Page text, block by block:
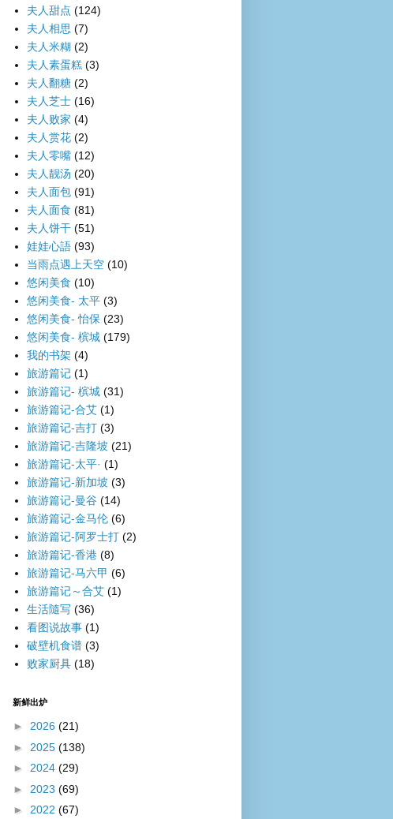
夫人甜点 (124)
夫人相思 (7)
夫人米糊 (2)
夫人素蛋糕 (3)
夫人翻糖 (2)
夫人芝士 (16)
夫人败家 (4)
夫人赏花 (2)
夫人零嘴 (12)
夫人靓汤 (20)
夫人面包 (91)
夫人面食 (81)
夫人饼干 (51)
娃娃心語 (93)
当雨点遇上天空 (10)
悠闲美食 (10)
悠闲美食- 太平 (3)
悠闲美食- 怡保 (23)
悠闲美食- 槟城 (179)
我的书架 (4)
旅游篇记 (1)
旅游篇记- 槟城 (31)
旅游篇记-合艾 (1)
旅游篇记-吉打 (3)
旅游篇记-吉隆坡 (21)
旅游篇记-太平· (1)
旅游篇记-新加坡 (3)
旅游篇记-曼谷 (14)
旅游篇记-金马伦 (6)
旅游篇记-阿罗士打 (2)
旅游篇记-香港 (8)
旅游篇记-马六甲 (6)
旅游篇记～合艾 (1)
生活隨写 (36)
看图说故事 (1)
破壁机食谱 (3)
败家厨具 (18)
新鲜出炉
► 2026 (21)
► 2025 (138)
► 2024 (29)
► 2023 (69)
► 2022 (67)